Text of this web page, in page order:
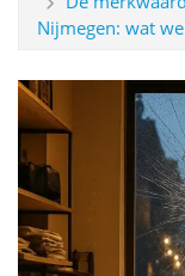
Nijmegen: wat